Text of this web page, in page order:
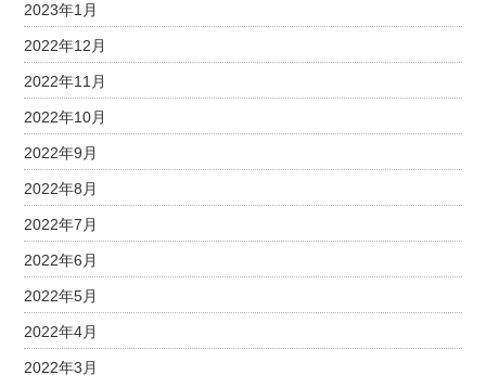
2023年1月
2022年12月
2022年11月
2022年10月
2022年9月
2022年8月
2022年7月
2022年6月
2022年5月
2022年4月
2022年3月